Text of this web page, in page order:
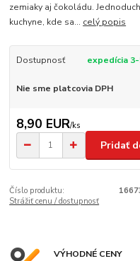
zemiaky aj čokoládu.
kuchyne, kde sa... celý popis
Dostupnosť expedícia
Nie sme platcovia DPH
8,90 EUR/ks
Pridať
Číslo produktu:
Strážiť cenu / dostupnosť
VÝHODNÉ CENY